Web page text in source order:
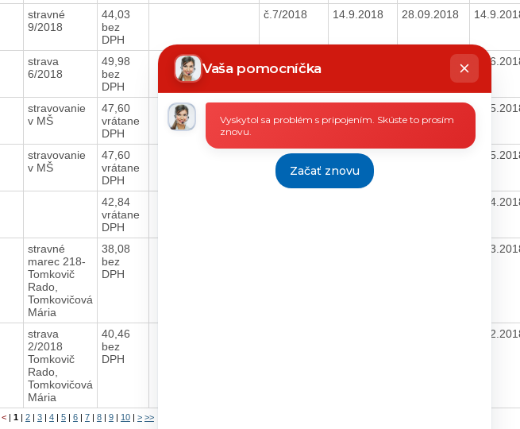
stravné
9/2018
44,03
bez
DPH
č.7/2018 14.9.2018 28.09.2018
strava
6/2018
49,98
bez
DPH
č.7/2018 15.06.2018
stravovanie
v MŠ
47,60
vrátane
DPH
stravovanie
v MŠ
47,60
vrátane
DPH
17/2018 14.05.2018
42,84
vrátane
DPH
stravné
marec 218-
Tomkovič
Rado,
Tomkovičová
Mária
38,08
bez
DPH
strava
2/2018
Tomkovič
Rado,
Tomkovičová
Mária
40,46
bez
DPH
<| 1| 2| 3| 4| 5| 6| 7| 8| 9| 10| > >>
Vaša pomocníčka
Chatbot
píše
Vyskytol sa problém s pripojením. Skúste to prosím
znovu.
Začať znovu